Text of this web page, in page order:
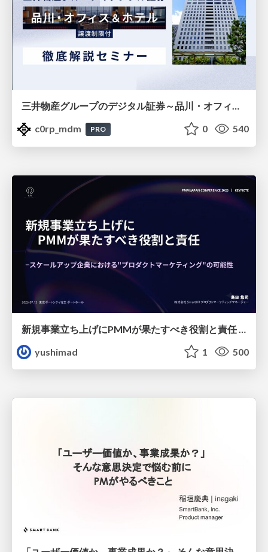
三井物産グループのデジタル証券～品川・オフィス＆ホテル～徹底解説セミナー
c0rp_mdm
PRO 0 540
yushimad
1 500